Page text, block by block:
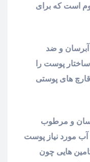
است که برای
و ضد
پوست را
قارچ های پوستی
و مرطوب
مورد نیاز پوست
هایی چون